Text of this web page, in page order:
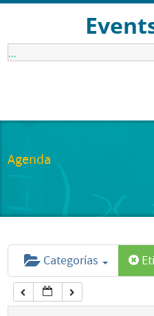
...
Agenda
Categorías
1:00 am
6:00 am
7:00 am